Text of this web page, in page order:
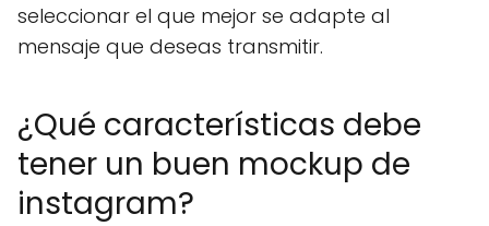
seleccionar el que mejor se adapte al
mensaje que deseas transmitir.
¿Qué características debe
tener un buen mockup de
instagram?